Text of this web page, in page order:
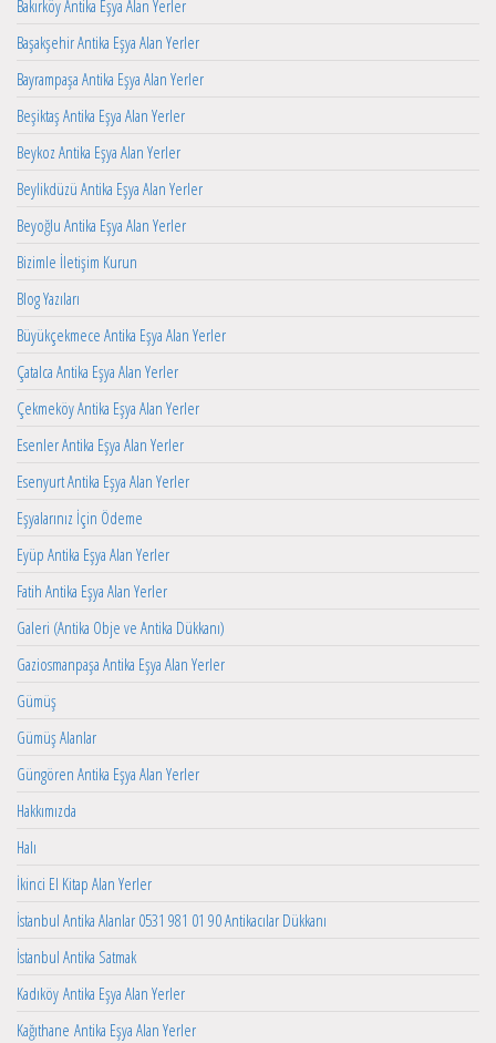
Bakırköy Antika Eşya Alan Yerler
Başakşehir Antika Eşya Alan Yerler
Bayrampaşa Antika Eşya Alan Yerler
Beşiktaş Antika Eşya Alan Yerler
Beykoz Antika Eşya Alan Yerler
Beylikdüzü Antika Eşya Alan Yerler
Beyoğlu Antika Eşya Alan Yerler
Bizimle İletişim Kurun
Blog Yazıları
Büyükçekmece Antika Eşya Alan Yerler
Çatalca Antika Eşya Alan Yerler
Çekmeköy Antika Eşya Alan Yerler
Esenler Antika Eşya Alan Yerler
Esenyurt Antika Eşya Alan Yerler
Eşyalarınız İçin Ödeme
Eyüp Antika Eşya Alan Yerler
Fatih Antika Eşya Alan Yerler
Galeri (Antika Obje ve Antika Dükkanı)
Gaziosmanpaşa Antika Eşya Alan Yerler
Gümüş
Gümüş Alanlar
Güngören Antika Eşya Alan Yerler
Hakkımızda
Halı
İkinci El Kitap Alan Yerler
İstanbul Antika Alanlar 0531 981 01 90 Antikacılar Dükkanı
İstanbul Antika Satmak
Kadıköy Antika Eşya Alan Yerler
Kağıthane Antika Eşya Alan Yerler